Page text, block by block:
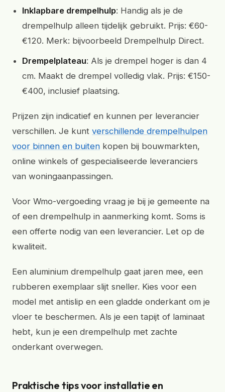
Inklapbare drempelhulp: Handig als je de
drempelhulp alleen tijdelijk gebruikt. Prijs: €60-
€120. Merk: bijvoorbeeld Drempelhulp Direct.
Drempelplateau: Als je drempel hoger is dan 4
cm. Maakt de drempel volledig vlak. Prijs: €150-
€400, inclusief plaatsing.
Prijzen zijn indicatief en kunnen per leverancier
verschillen. Je kunt verschillende drempelhulpen
voor binnen en buiten kopen bij bouwmarkten,
online winkels of gespecialiseerde leveranciers
van woningaanpassingen.
Voor Wmo-vergoeding vraag je bij je gemeente na
of een drempelhulp in aanmerking komt. Soms is
een offerte nodig van een leverancier. Let op de
kwaliteit.
Een aluminium drempelhulp gaat jaren mee, een
rubberen exemplaar slijt sneller. Kies voor een
model met antislip en een gladde onderkant om je
vloer te beschermen. Als je een tapijt of laminaat
hebt, kun je een drempelhulp met zachte
onderkant overwegen.
Praktische tips voor installatie en